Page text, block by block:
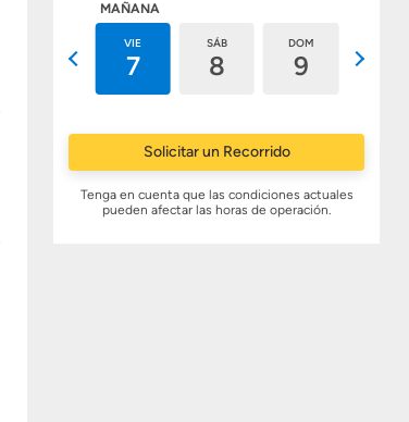
MAÑANA
VIE
7
SÁB
8
DOM
9
Solicitar un Recorrido
Tenga en cuenta que las condiciones actuales
pueden afectar las horas de operación.